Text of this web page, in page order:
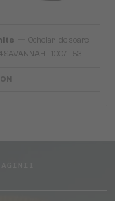
Ochelari de soare
SAVANNAH - 1007 - 53